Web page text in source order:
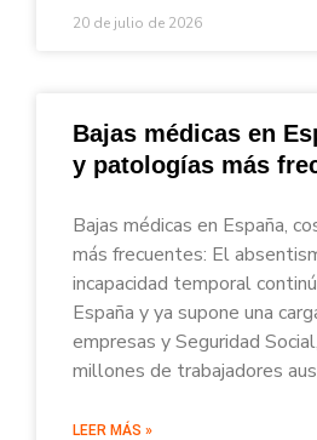
20 de julio de 2026
Bajas médicas en
y patologías más
Bajas médicas en España,
más frecuentes: El
incapacidad temporal
España y ya supone una
empresas y Seguridad
millones de trabajadores
LEER MÁS »